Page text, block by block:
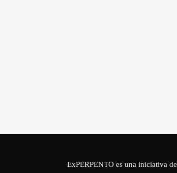
ExPERPENTO es una iniciativa de